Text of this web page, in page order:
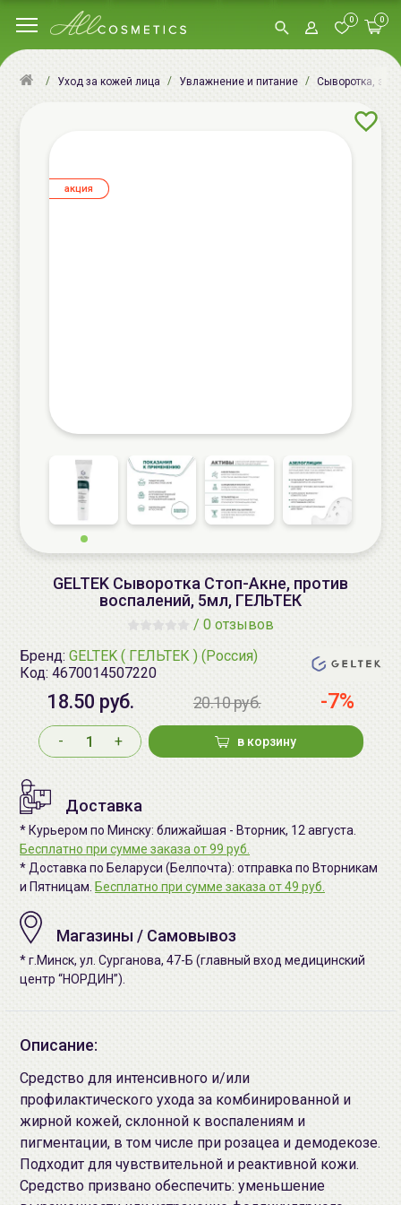
0 0
Уход за кожей лица Увлажнение и питание Сыворотка,
aкция
GELTEK Сыворотка Стоп-Акне, против
воспалений, 5мл, ГЕЛЬТЕК
/ 0 отзывов
Бренд: GELTEK ( ГЕЛЬТЕК ) (Россия)
Код: 4670014507220
18.50 руб. 20.10 руб. -7%
- + в корзину
Доставка
* Курьером по Минску: ближайшая - Вторник, 12 августа.
Бесплатно при сумме заказа от 99 руб.
* Доставка по Беларуси (Белпочта): отправка по Вторникам
и Пятницам. Бесплатно при сумме заказа от 49 руб.
Магазины / Самовывоз
* г.Минск, ул. Сурганова, 47-Б (главный вход медицинский
центр “НОРДИН”).
Описание:
Средство для интенсивного и/или
профилактического ухода за комбинированной и
жирной кожей, склонной к воспалениям и
пигментации, в том числе при розацеа и демодекозе.
Подходит для чувствительной и реактивной кожи.
Средство призвано обеспечить: уменьшение